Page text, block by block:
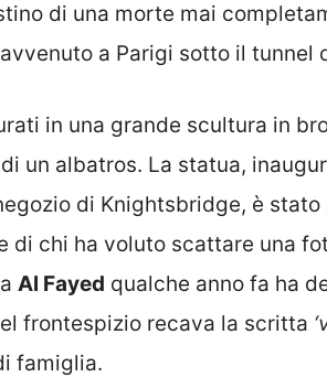
di una morte mai
a Parigi sotto il tunnel
in una grande scultura in
un albatros. La statua,
di Knightsbridge, è stato
di chi ha voluto scattare una
Al Fayed qualche anno fa ha
frontespizio recava la scritta
famiglia.